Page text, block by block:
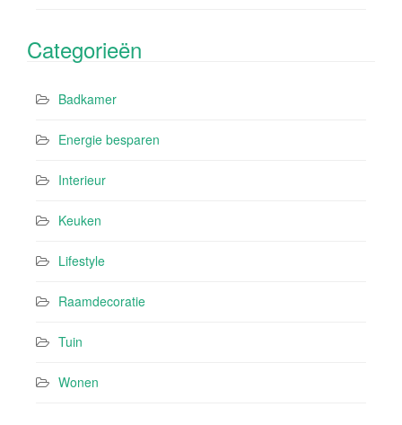
Categorieën
Badkamer
Energie besparen
Interieur
Keuken
Lifestyle
Raamdecoratie
Tuin
Wonen